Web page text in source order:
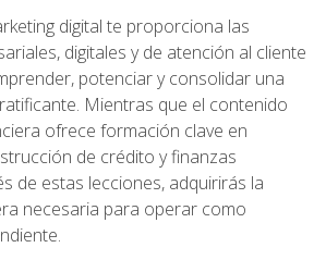
digital te proporciona las
digitales y de atención al cliente
potenciar y consolidar una
Mientras que el contenido
ofrece formación clave en
de crédito y finanzas
de estas lecciones, adquirirás la
necesaria para operar como